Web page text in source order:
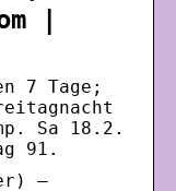
|
7 Tage;
Sa 18.2.
91.
–